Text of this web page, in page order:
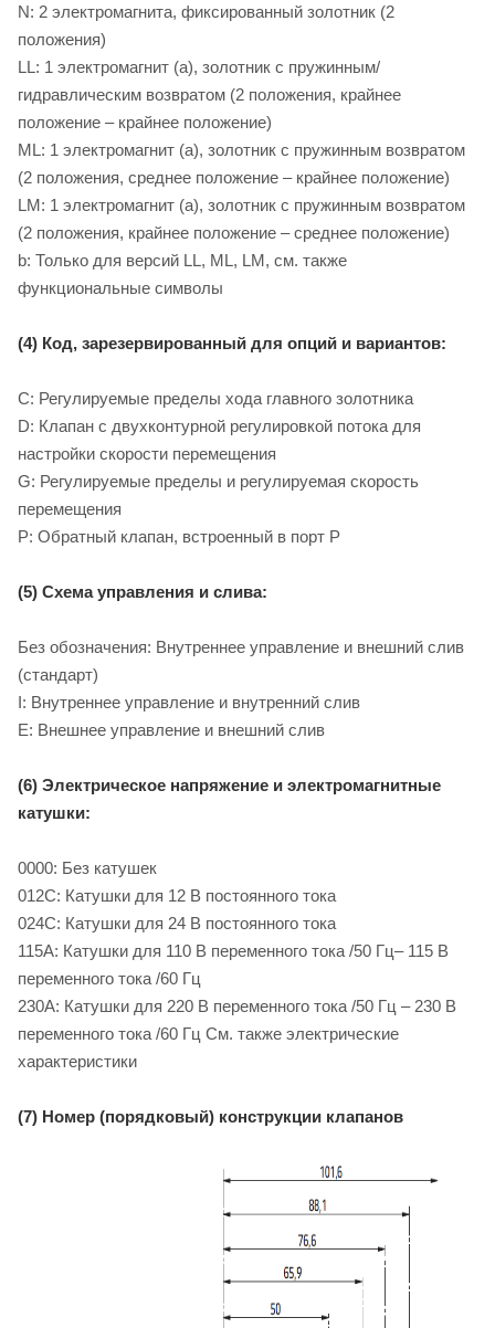
N: 2 электромагнита, фиксированный золотник (2
положения)
LL: 1 электромагнит (a), золотник с пружинным/
гидравлическим возвратом (2 положения, крайнее
положение – крайнее положение)
ML: 1 электромагнит (a), золотник с пружинным возвратом
(2 положения, среднее положение – крайнее положение)
LM: 1 электромагнит (a), золотник с пружинным возвратом
(2 положения, крайнее положение – среднее положение)
b: Только для версий LL, ML, LM, см. также
функциональные символы
(4) Код, зарезервированный для опций и вариантов:
C: Регулируемые пределы хода главного золотника
D: Клапан с двухконтурной регулировкой потока для
настройки скорости перемещения
G: Регулируемые пределы и регулируемая скорость
перемещения
P: Обратный клапан, встроенный в порт P
(5) Схема управления и слива:
Без обозначения: Внутреннее управление и внешний слив
(стандарт)
I: Внутреннее управление и внутренний слив
E: Внешнее управление и внешний слив
(6) Электрическое напряжение и электромагнитные
катушки:
0000: Без катушек
012C: Катушки для 12 B постоянного тока
024C: Катушки для 24 B постоянного тока
115A: Катушки для 110 B переменного тока /50 Гц– 115 B
переменного тока /60 Гц
230A: Катушки для 220 B переменного тока /50 Гц – 230 B
переменного тока /60 Гц См. также электрические
характеристики
(7) Номер (порядковый) конструкции клапанов